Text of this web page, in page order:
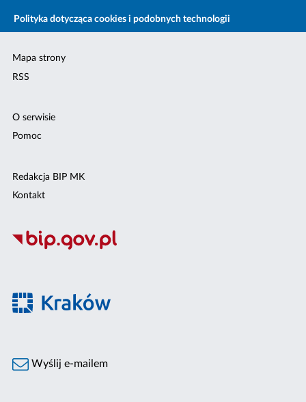
Polityka dotycząca cookies i podobnych technologii
Mapa strony
RSS
O serwisie
Pomoc
Redakcja BIP MK
Kontakt
Wyślij e-mailem